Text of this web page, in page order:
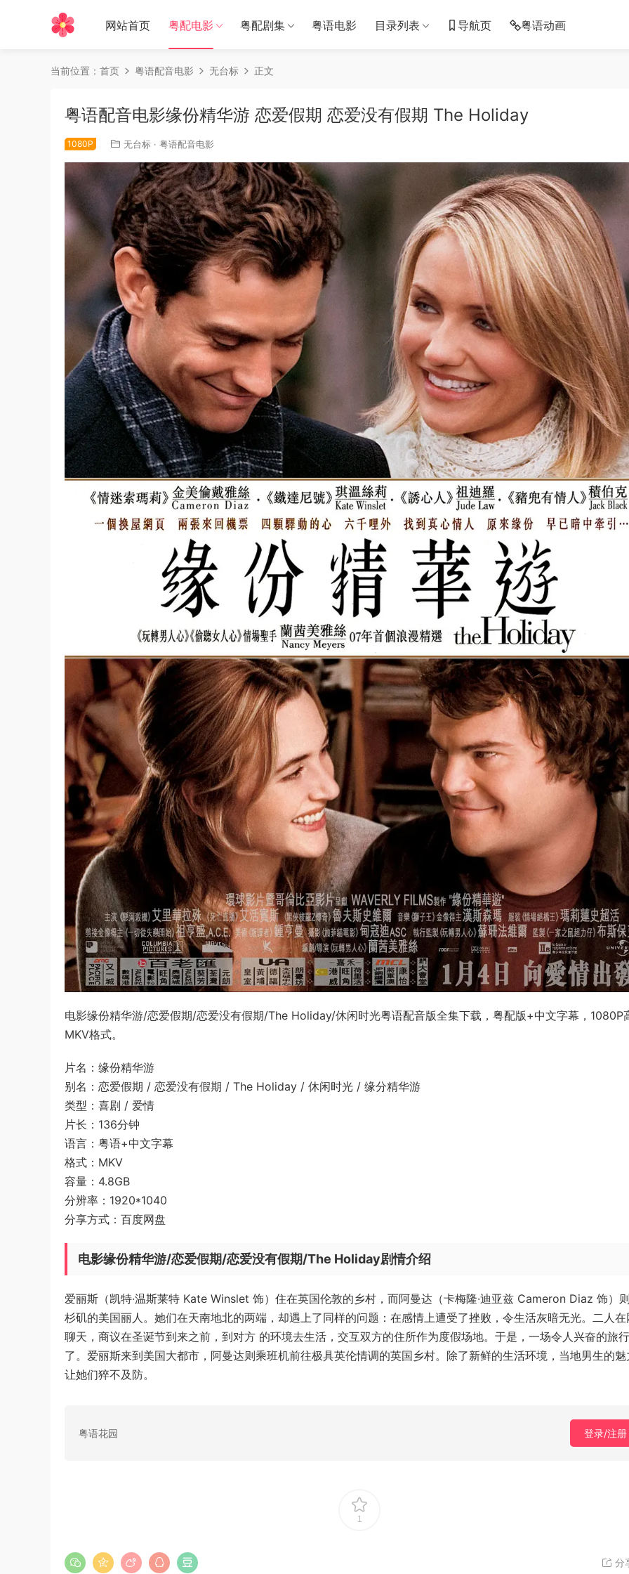
网站首页 粤配电影 粤配剧集 粤语电影 目录列表 导航页 粤语动画
当前位置： 首页 粤语配音电影 无台标 正文
粤语配音电影缘份精华游 恋爱假期 恋爱没有假期 The Holiday
1080P 无台标 · 粤语配音电影
电影缘份精华游/恋爱假期/恋爱没有假期/The Holiday/休闲时光粤语配音版全集下载，粤配版+中文字幕，1080P
MKV格式。
片名：缘份精华游
别名：恋爱假期 / 恋爱没有假期 / The Holiday / 休闲时光 / 缘分精华游
类型：喜剧 / 爱情
片长：136分钟
语言：粤语+中文字幕
格式：MKV
容量：4.8GB
分辨率：1920*1040
分享方式：百度网盘
电影缘份精华游/恋爱假期/恋爱没有假期/The Holiday剧情介绍
爱丽斯（凯特·温斯莱特 Kate Winslet 饰）住在英国伦敦的乡村，而阿曼达（卡梅隆·迪亚兹 Cameron Diaz 饰）
杉矶的美国丽人。她们在天南地北的两端，却遇上了同样的问题：在感情上遭受了挫败，令生活灰暗无光。二人在
聊天，商议在圣诞节到来之前，到对方 的环境去生活，交互双方的住所作为度假场地。于是，一场令人兴奋的旅
了。爱丽斯来到美国大都市，阿曼达则乘班机前往极具英伦情调的英国乡村。除了新鲜的生活环境，当地男生的魅
让她们猝不及防。
粤语花园 登录/注册
1
分